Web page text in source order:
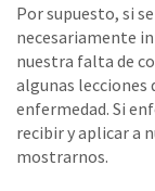
Por supuesto, si
necesariamente
nuestra falta de
algunas lecciones
enfermedad. Si
recibir y aplicar a
mostrarnos.